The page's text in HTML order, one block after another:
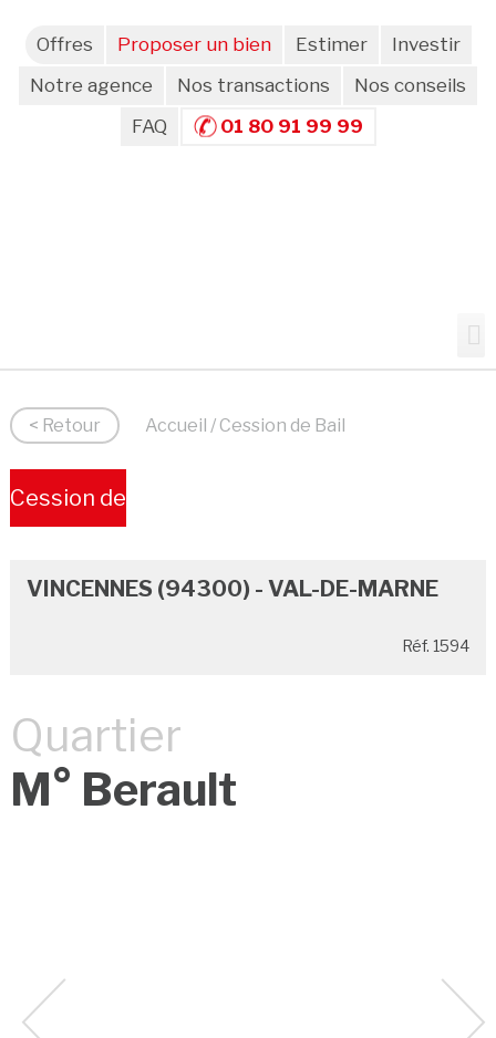
Offres Proposer un bien Estimer
Investir
Notre agence
Nos transactions
Nos conseils
FAQ
01 80 91 99 99
< Retour Accueil / Cession de Bail
Cession de
VINCENNES (94300) - VAL-DE-MARNE
Réf. 1594
Quartier
M° Berault